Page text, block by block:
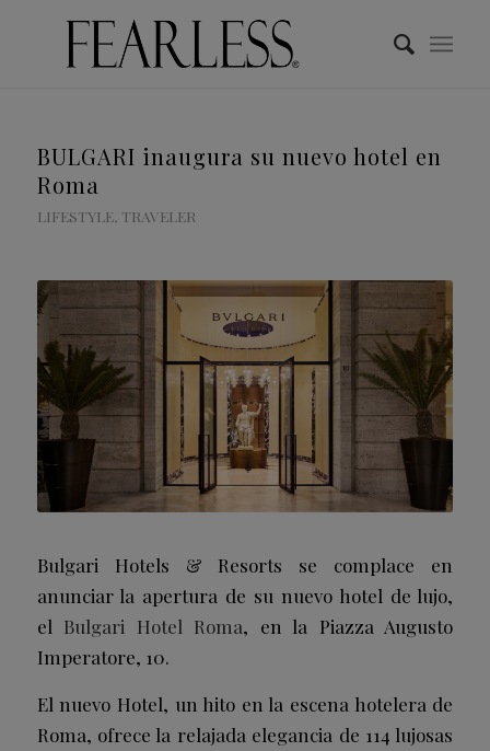
BULGARI inaugura su nuevo hotel en
Roma
LIFESTYLE, TRAVELER
Bulgari Hotels & Resorts se complace en
anunciar la apertura de su nuevo hotel de lujo,
el Bulgari Hotel Roma, en la Piazza Augusto
Imperatore, 10.
El nuevo Hotel, un hito en la escena hotelera de
Roma, ofrece la relajada elegancia de 114 lujosas